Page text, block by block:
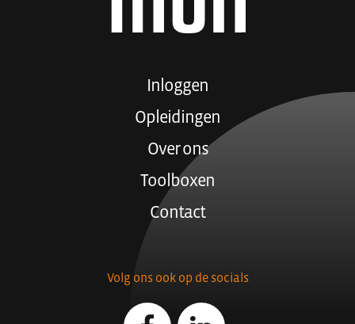
Inloggen
Opleidingen
Over ons
Toolboxen
Contact
Volg ons ook op de socials